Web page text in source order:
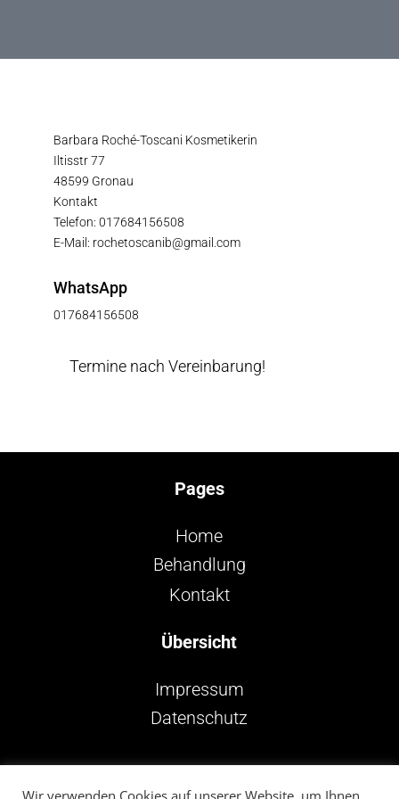
Barbara Roché-Toscani Kosmetikerin
Iltisstr 77
48599 Gronau
Kontakt
Telefon: 017684156508
E-Mail: rochetoscanib@gmail.com
WhatsApp
017684156508
Termine nach Vereinbarung!
Pages
Home
Behandlung
Kontakt
Übersicht
Impressum
Datenschutz
Wir verwenden Cookies auf unserer Website, um Ihnen